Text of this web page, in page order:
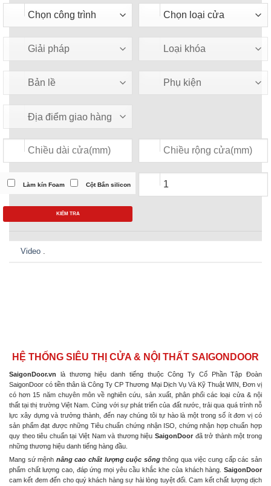
Làm kín Foam Cột Bắn silicon
KIỂM TRA
Video
HỆ THỐNG SIÊU THỊ CỬA & NỘI THẤT SAIGONDOOR
SaigonDoor.vn là thương hiệu danh tiếng thuộc Công Ty Cổ Phần Tập Đoàn
SaigonDoor có tiền thân là Công Ty CP Thương Mại Dịch Vụ Và Kỹ Thuật WIN, Đơn vị
có hơn 15 năm chuyên môn về nghiên cứu, sản xuất, phân phối các loại cửa & nội
thất tại thị trường Việt Nam. Cùng với sự phát triển của đất nước, trải qua quá trình nỗ
lực xây dựng và trưởng thành, đến nay chúng tôi tự hào là một trong số ít đơn vị có
sản phẩm đạt được những Tiêu chuẩn chứng nhận ISO, chứng nhận hợp chuẩn hợp
quy theo tiêu chuẩn tại Việt Nam và thương hiệu SaigonDoor đã trở thành một trong
những thương hiệu danh tiếng hàng đầu.
Mang sứ mệnh nâng cao chất lượng cuộc sốngthông qua việc cung cấp các sản
phẩm chất lượng cao, đáp ứng mọi yêu cầu khắc khe của khách hàng. SaigonDoor
cam kết đem đến cho quý khách hàng sự hài lòng tuyệt đối. Cam kết chất lượng dịch